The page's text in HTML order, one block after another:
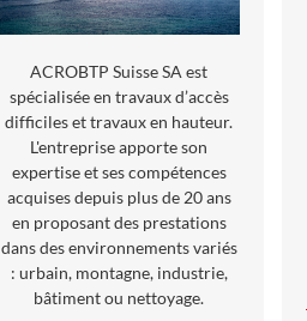
ACROBTP Suisse SA est
spécialisée en travaux d’accès
difficiles et travaux en hauteur.
L'entreprise apporte son
expertise et ses compétences
acquises depuis plus de 20 ans
en proposant des prestations
dans des environnements variés
: urbain, montagne, industrie,
bâtiment ou nettoyage.